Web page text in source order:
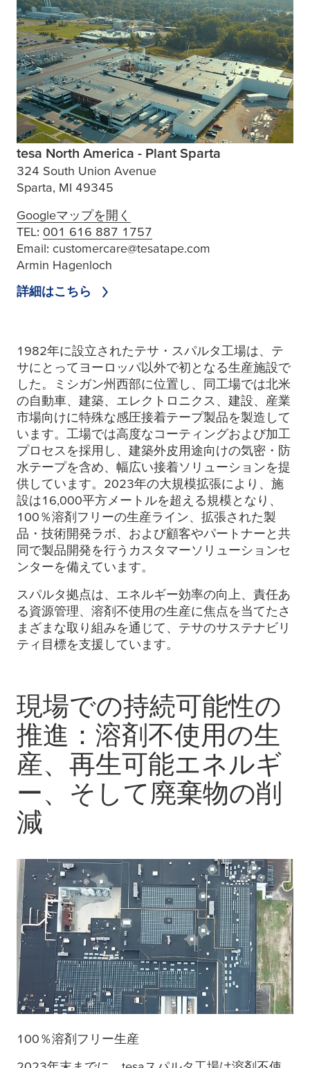
tesa North America - Plant Sparta
324 South Union Avenue
Sparta, MI 49345
Googleマップを開く
TEL: 001 616 887 1757
Email: customercare@tesatape.com
Armin Hagenloch
詳細はこちら
1982年に設立されたテサ・スパルタ工場は、テ
サにとってヨーロッパ以外で初となる生産施設で
した。ミシガン州西部に位置し、同工場では北米
の自動車、建築、エレクトロニクス、建設、産業
市場向けに特殊な感圧接着テープ製品を製造して
います。工場では高度なコーティングおよび加工
プロセスを採用し、建築外皮用途向けの気密・防
水テープを含め、幅広い接着ソリューションを提
供しています。2023年の大規模拡張により、施
設は16,000平方メートルを超える規模となり、
100％溶剤フリーの生産ライン、拡張された製
品・技術開発ラボ、および顧客やパートナーと共
同で製品開発を行うカスタマーソリューションセ
ンターを備えています。
スパルタ拠点は、エネルギー効率の向上、責任あ
る資源管理、溶剤不使用の生産に焦点を当てたさ
まざまな取り組みを通じて、テサのサステナビリ
ティ目標を支援しています。
現場での持続可能性の
推進：溶剤不使用の生
産、再生可能エネルギ
ー、そして廃棄物の削
減
100％溶剤フリー生産